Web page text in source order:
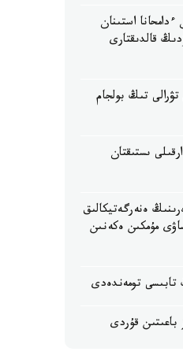
ءدامحانا استىنان
قالدىقتارى
تىڭ بولجام
ىستىقتان
ەنەرگەتيكالىق
مۇمكىن ەكەنىن
تابىسى تومەندەدى
باعىتىن قۇردى